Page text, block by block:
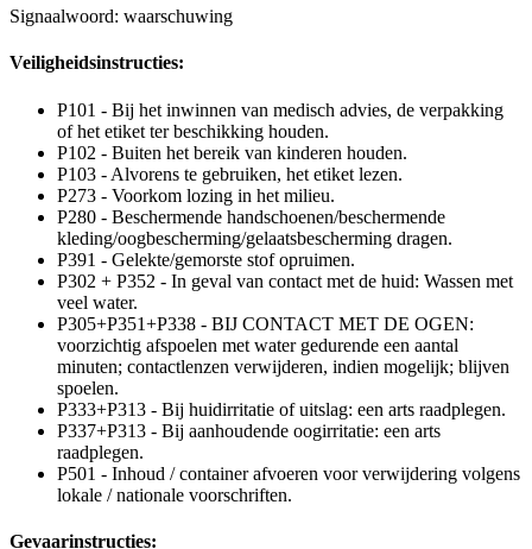
Signaalwoord: waarschuwing
Veiligheidsinstructies:
P101 - Bij het inwinnen van medisch advies, de verpakking
of het etiket ter beschikking houden.
P102 - Buiten het bereik van kinderen houden.
P103 - Alvorens te gebruiken, het etiket lezen.
P273 - Voorkom lozing in het milieu.
P280 - Beschermende handschoenen/beschermende
kleding/oogbescherming/gelaatsbescherming dragen.
P391 - Gelekte/gemorste stof opruimen.
P302 + P352 - In geval van contact met de huid: Wassen met
veel water.
P305+P351+P338 - BIJ CONTACT MET DE OGEN:
voorzichtig afspoelen met water gedurende een aantal
minuten; contactlenzen verwijderen, indien mogelijk; blijven
spoelen.
P333+P313 - Bij huidirritatie of uitslag: een arts raadplegen.
P337+P313 - Bij aanhoudende oogirritatie: een arts
raadplegen.
P501 - Inhoud / container afvoeren voor verwijdering volgens
lokale / nationale voorschriften.
Gevaarinstructies: